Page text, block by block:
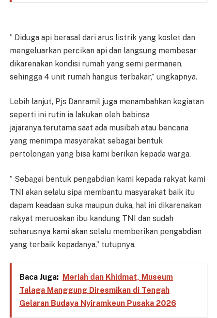
” Diduga api berasal dari arus listrik yang koslet dan
mengeluarkan percikan api dan langsung membesar
dikarenakan kondisi rumah yang semi permanen,
sehingga 4 unit rumah hangus terbakar,” ungkapnya.
Lebih lanjut, Pjs Danramil juga menambahkan kegiatan
seperti ini rutin ia lakukan oleh babinsa
jajaranya.terutama saat ada musibah atau bencana
yang menimpa masyarakat sebagai bentuk
pertolongan yang bisa kami berikan kepada warga.
” Sebagai bentuk pengabdian kami kepada rakyat kami
TNI akan selalu sipa membantu masyarakat baik itu
dapam keadaan suka maupun duka, hal ini dikarenakan
rakyat meruoakan ibu kandung TNI dan sudah
seharusnya kami akan selalu memberikan pengabdian
yang terbaik kepadanya,” tutupnya.
Baca Juga: Meriah dan Khidmat, Museum
Talaga Manggung Diresmikan di Tengah
Gelaran Budaya Nyiramkeun Pusaka 2026